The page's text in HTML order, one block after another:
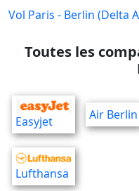
Vol Paris - Berlin (Delta
Toutes les
Easyjet Air Berlin
Lufthansa